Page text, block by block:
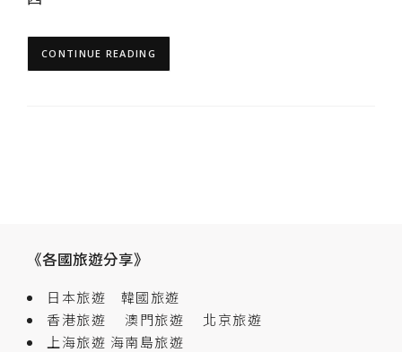
CONTINUE READING
《各國旅遊分享》
日本旅遊
韓國旅遊
香港旅遊
澳門旅遊
北京旅遊
上海旅遊 海南島旅遊